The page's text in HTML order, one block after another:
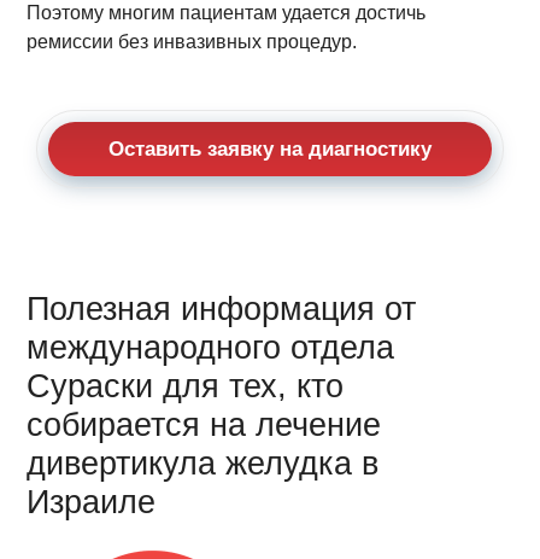
Поэтому многим пациентам удается достичь
ремиссии без инвазивных процедур.
Оставить заявку на диагностику
Полезная информация от
международного отдела
Сураски для тех, кто
собирается на лечение
дивертикула желудка в
Израиле